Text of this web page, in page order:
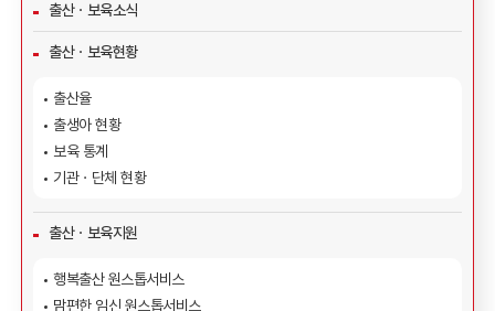
출산ㆍ보육소식
출산ㆍ보육현황
출산율
출생아 현황
보육 통계
기관ㆍ단체 현황
출산ㆍ보육지원
행복출산 원스톱서비스
맘편한 임신 원스톱서비스